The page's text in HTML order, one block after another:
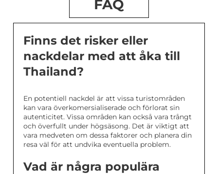
FAQ
Finns det risker eller
nackdelar med att åka till
Thailand?
En potentiell nackdel är att vissa turistområden
kan vara överkomersialiserade och förlorat sin
autenticitet. Vissa områden kan också vara trångt
och överfullt under högsäsong. Det är viktigt att
vara medveten om dessa faktorer och planera din
resa väl för att undvika eventuella problem.
Vad är några populära